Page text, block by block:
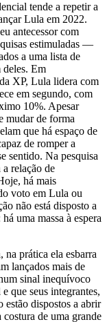
tende a repetir a
Lula em 2022.
antecessor com
estimuladas —
a uma lista de
deles. Em
XP, Lula lidera com
em segundo, com
10%. Apesar
mudar de forma
que há espaço de
de romper a
sentido. Na pesquisa
a relação de
há mais
voto em Lula ou
não está disposto a
uma massa à espera
na prática ela esbarra
lançados mais de
sinal inequívoco
que seus integrantes,
estão dispostos a abrir
costura de uma grande